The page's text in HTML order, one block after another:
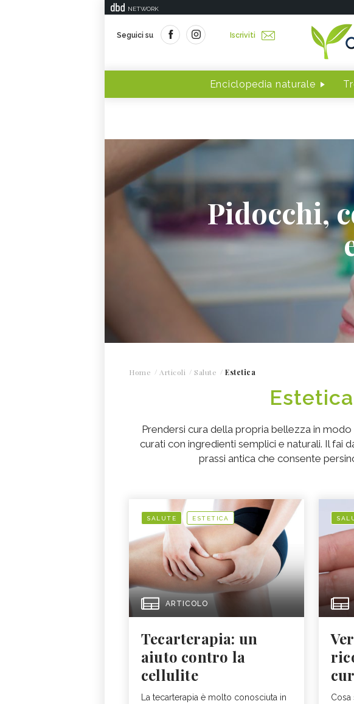
NETWORK
Seguici su Iscriviti
Enciclopedia naturale
Pidocchi,
Home Articoli Salute Estetica
Estetica
Prendersi cura della propria bellezza in
curati con ingredienti semplici e naturali. Il fai
prassi antica che consente
SALUTE ESTETICA
ARTICOLO
Tecarterapia: un
aiuto contro la
cellulite
La tecarterapia è molto conosciuta in